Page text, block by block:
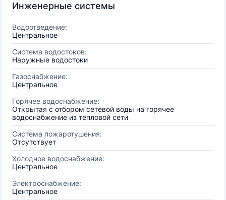
Инженерные системы
Водоотведение:
Центральное
Система водостоков:
Наружные водостоки
Газоснабжение:
Центральное
Горячее водоснабжение:
Открытая с отбором сетевой воды на горячее
водоснабжение из тепловой сети
Система пожаротушения:
Отсутствует
Холодное водоснабжение:
Центральное
Электроснабжение:
Центральное